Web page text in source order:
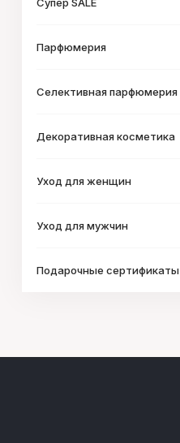
Парфюмерия
Селективная парфюмерия
Декоративная косметика
Уход для женщин
Уход для мужчин
Подарочные сертификаты